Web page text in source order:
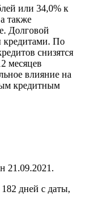
или 34,0% к
также
Долговой
кредитами. По
снизятся
месяцев
влияние на
кредитным
21.09.2021.
дней с даты,